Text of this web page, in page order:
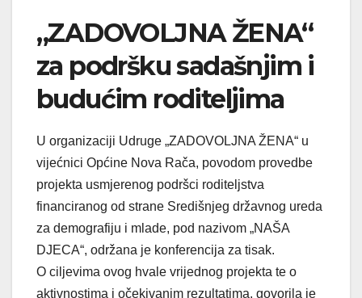
„ZADOVOLJNA ŽENA“
za podršku sadašnjim i
budućim roditeljima
U organizaciji Udruge „ZADOVOLJNA ŽENA“ u
vijećnici Općine Nova Rača, povodom provedbe
projekta usmjerenog podršci roditeljstva
financiranog od strane Središnjeg državnog ureda
za demografiju i mlade, pod nazivom „NAŠA
DJECA“, održana je konferencija za tisak.
O ciljevima ovog hvale vrijednog projekta te o
aktivnostima i očekivanim rezultatima, govorila je